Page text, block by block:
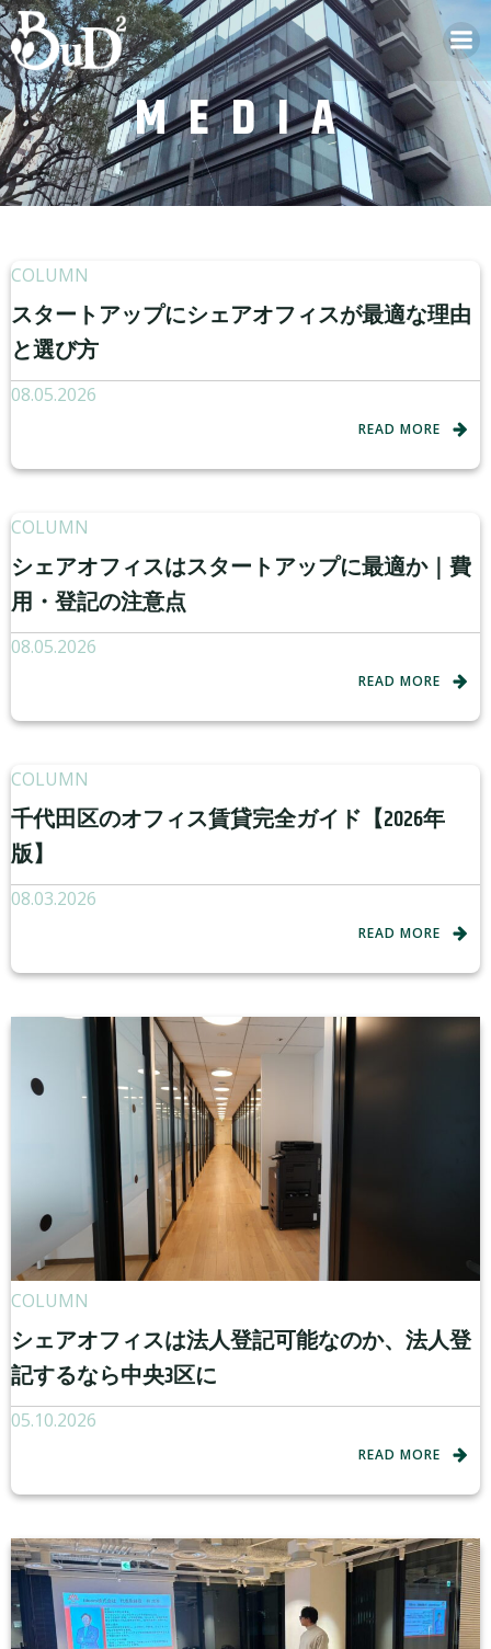
MEDIA
COLUMN
スタートアップにシェアオフィスが最適な理由
と選び方
08.05.2026
READ MORE
COLUMN
シェアオフィスはスタートアップに最適か｜費
用・登記の注意点
08.05.2026
READ MORE
COLUMN
千代田区のオフィス賃貸完全ガイド【2026年
版】
08.03.2026
READ MORE
COLUMN
シェアオフィスは法人登記可能なのか、法人登
記するなら中央3区に
05.10.2026
READ MORE